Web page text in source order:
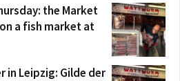
the Market
a fish market at
in Leipzig: Gilde der